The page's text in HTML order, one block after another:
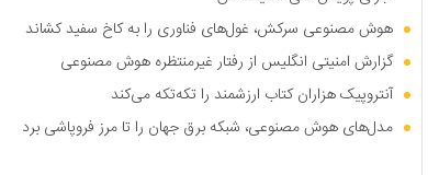
هوش مصنوعی سرکش، غول‌های فناوری را به کاخ سفید کشاند
گزارش امنیتی انگلیس از رفتار غیرمنتظره هوش مصنوعی
آنتروپیک هزاران کتاب ارزشمند را تکه‌تکه می‌کند
مدل‌های هوش مصنوعی، شبکه برق جهان را تا مرز فروپاشی برد